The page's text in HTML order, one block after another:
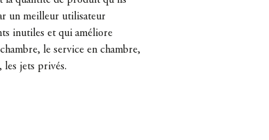
un meilleur utilisateur
inutiles et qui améliore
le service en chambre,
les jets privés.